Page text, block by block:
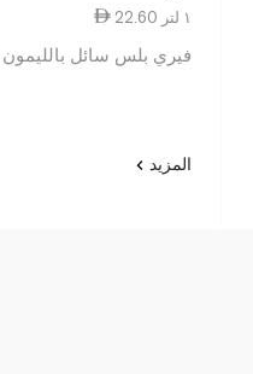
22.60 ١ لتر
فيري بلس سائل بالليمون 1.25 لتر
المزيد